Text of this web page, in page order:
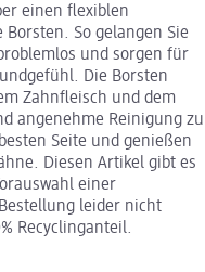
einen flexiblen
So gelangen Sie
und sorgen für
Die Borsten
Zahnfleisch und dem
angenehme Reinigung zu
Seite und genießen
Diesen Artikel gibt es
einer
leider nicht
Recyclinganteil.